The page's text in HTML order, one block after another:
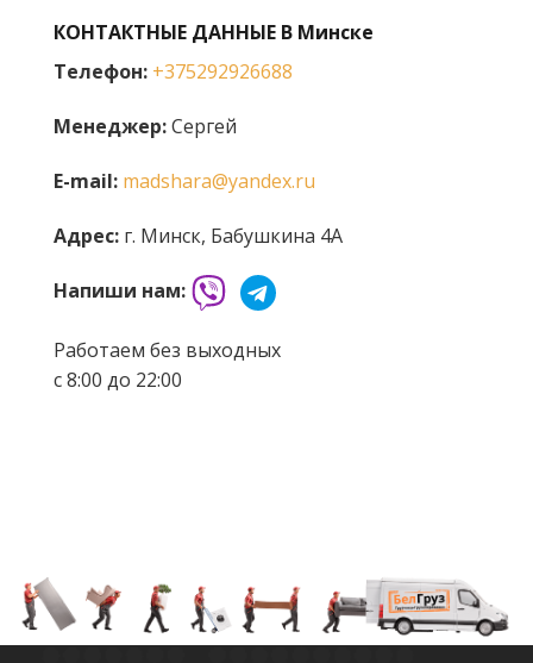
КОНТАКТНЫЕ ДАННЫЕ В Минске
Телефон: +375292926688
Менеджер:Сергей
E-mail: madshara@yandex.ru
Адрес: г. Минск, Бабушкина 4А
Напиши нам:
Работаем без выходных
с 8:00 до 22:00